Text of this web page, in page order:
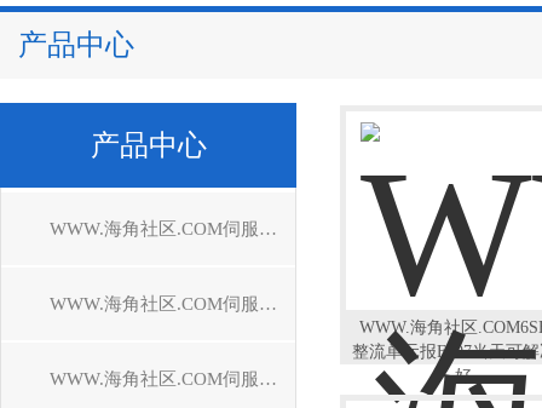
产品中心
产品中心
WWW.海角社区.COM伺服驱动器维修
WWW.海角社区.COM伺服控制器维修
WWW.海角社区.COM伺服电机维修
WWW.海角社区
整流单元报F007当天可
好